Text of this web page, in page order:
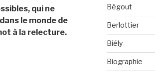
qui ne
le monde de
à la relecture.
Bégout
Berlottier
Biély
Biographie